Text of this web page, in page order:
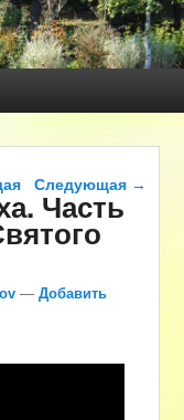
записям
Следующая →
Часть
—Добавить